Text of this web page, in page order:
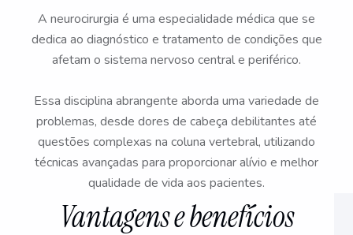
A neurocirurgia é uma especialidade médica que se
dedica ao diagnóstico e tratamento de condições que
afetam o sistema nervoso central e periférico.
Essa disciplina abrangente aborda uma variedade de
problemas, desde dores de cabeça debilitantes até
questões complexas na coluna vertebral, utilizando
técnicas avançadas para proporcionar alívio e melhor
qualidade de vida aos pacientes.
Vantagens e benefícios